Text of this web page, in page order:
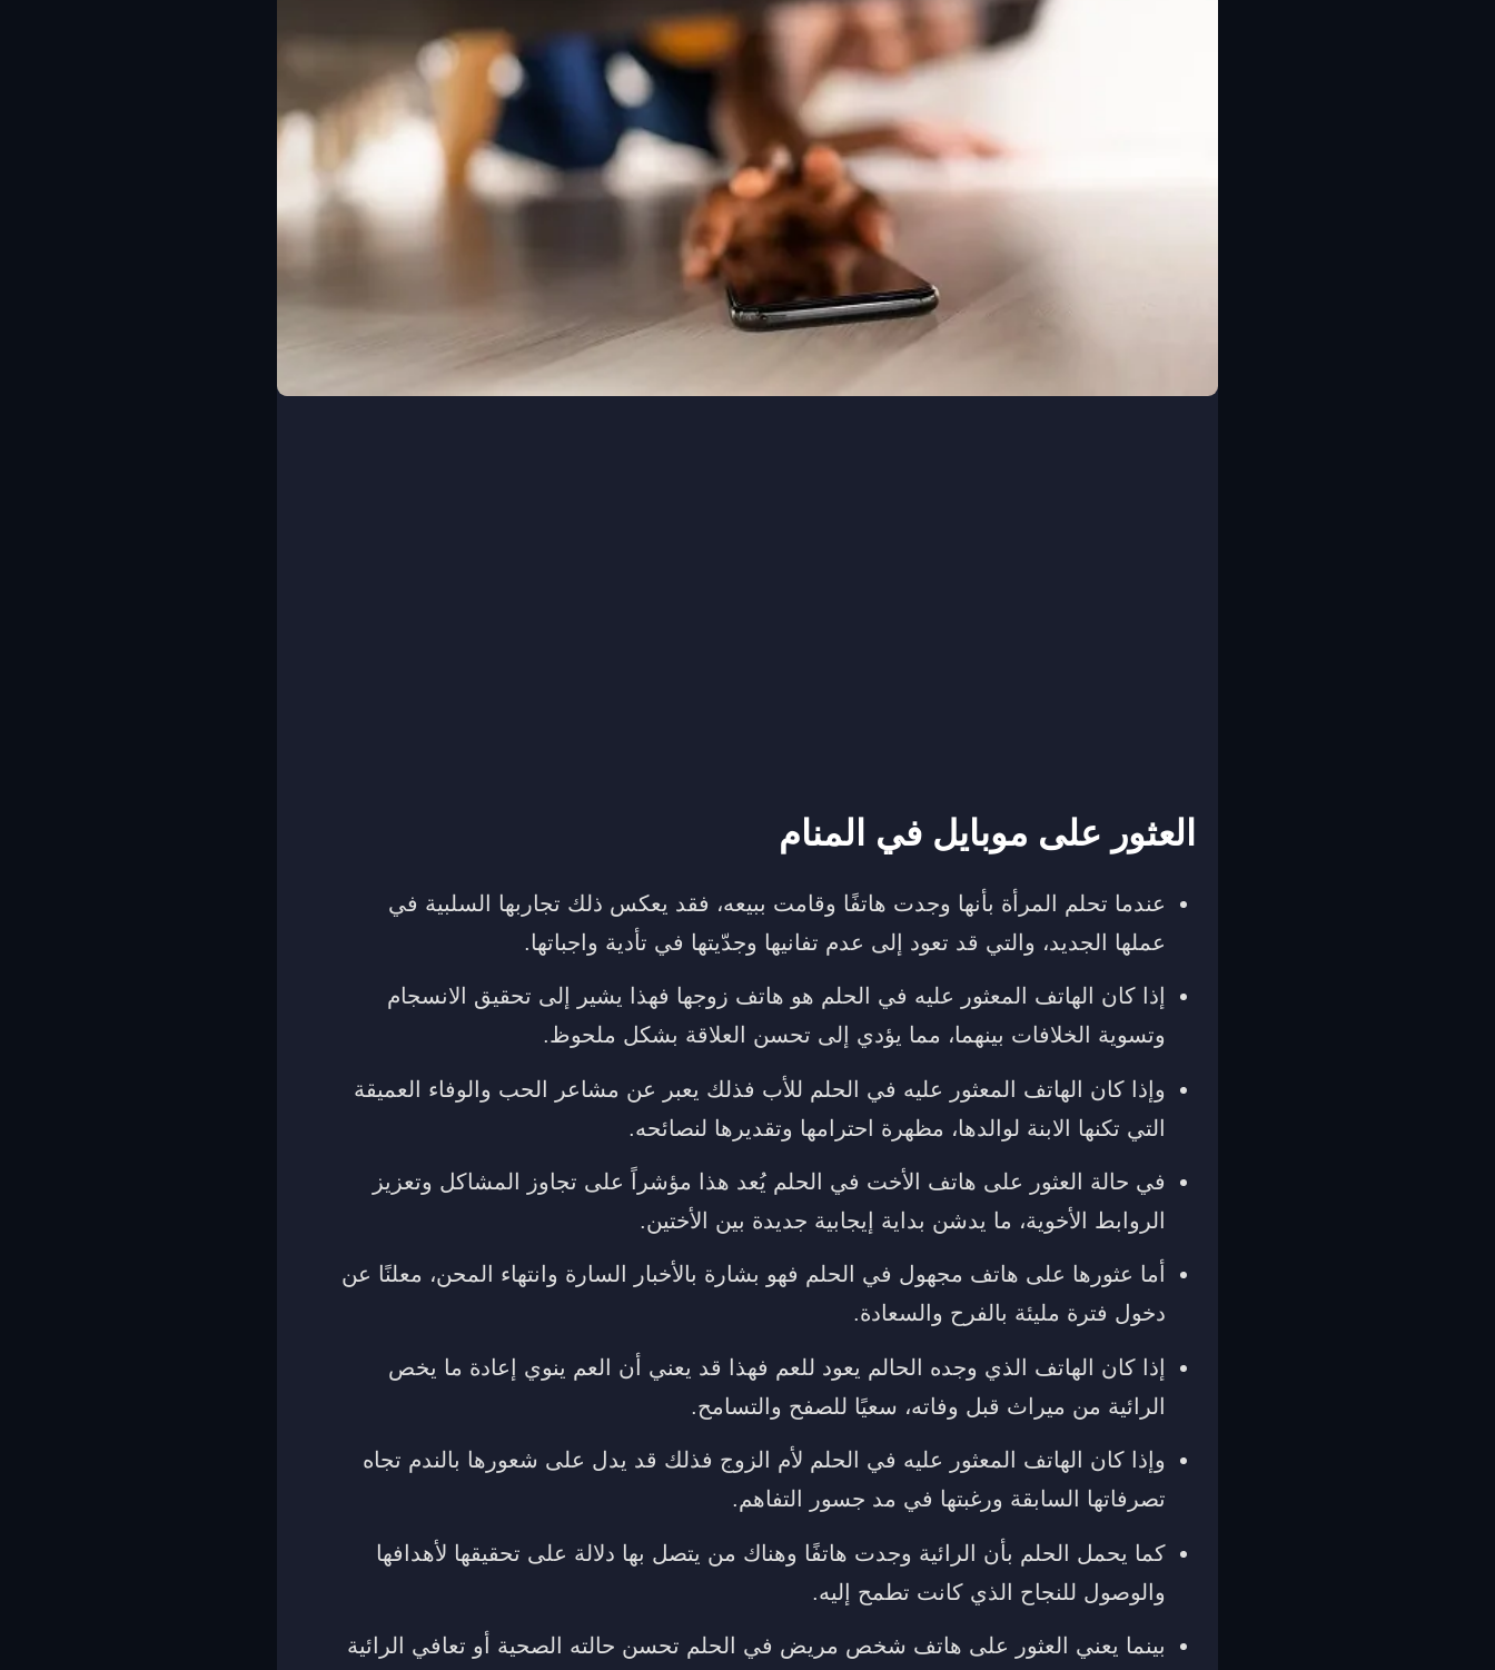
العثور على موبايل في المنام
عندما تحلم المرأة بأنها وجدت هاتفًا وقامت ببيعه، فقد يعكس ذلك تجاربها السلبية في
عملها الجديد، والتي قد تعود إلى عدم تفانيها وجدّيتها في تأدية واجباتها.
إذا كان الهاتف المعثور عليه في الحلم هو هاتف زوجها فهذا يشير إلى تحقيق الانسجام
وتسوية الخلافات بينهما، مما يؤدي إلى تحسن العلاقة بشكل ملحوظ.
وإذا كان الهاتف المعثور عليه في الحلم للأب فذلك يعبر عن مشاعر الحب والوفاء العميقة
التي تكنها الابنة لوالدها، مظهرة احترامها وتقديرها لنصائحه.
في حالة العثور على هاتف الأخت في الحلم يُعد هذا مؤشراً على تجاوز المشاكل وتعزيز
الروابط الأخوية، ما يدشن بداية إيجابية جديدة بين الأختين.
أما عثورها على هاتف مجهول في الحلم فهو بشارة بالأخبار السارة وانتهاء المحن، معلنًا عن
دخول فترة مليئة بالفرح والسعادة.
إذا كان الهاتف الذي وجده الحالم يعود للعم فهذا قد يعني أن العم ينوي إعادة ما يخص
الرائية من ميراث قبل وفاته، سعيًا للصفح والتسامح.
وإذا كان الهاتف المعثور عليه في الحلم لأم الزوج فذلك قد يدل على شعورها بالندم تجاه
تصرفاتها السابقة ورغبتها في مد جسور التفاهم.
كما يحمل الحلم بأن الرائية وجدت هاتفًا وهناك من يتصل بها دلالة على تحقيقها لأهدافها
والوصول للنجاح الذي كانت تطمح إليه.
بينما يعني العثور على هاتف شخص مريض في الحلم تحسن حالته الصحية أو تعافي الرائية